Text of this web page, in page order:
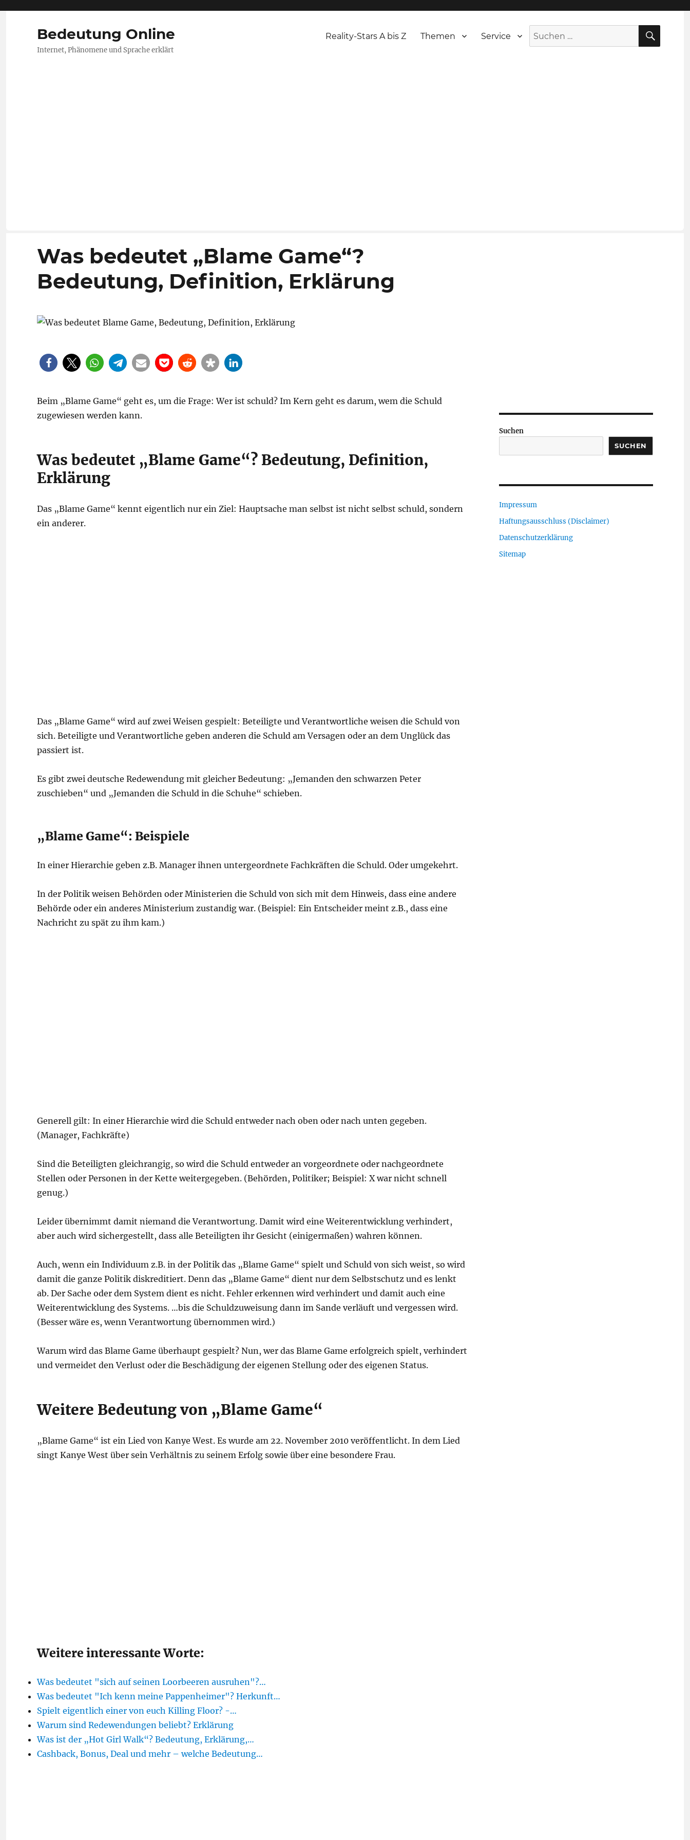
Bedeutung Online
Internet, Phänomene und Sprache erklärt
Reality-Stars A bis Z Themen Service
Suche
nach:
Was bedeutet „Blame Game“?
Bedeutung, Definition, Erklärung
Beim „Blame Game“ geht es, um die Frage: Wer ist schuld? Im Kern geht es darum, wem die Schuld
zugewiesen werden kann.
Was bedeutet „Blame Game“? Bedeutung, Definition,
Erklärung
Das „Blame Game“ kennt eigentlich nur ein Ziel: Hauptsache man selbst ist nicht selbst schuld, sondern
ein anderer.
Das „Blame Game“ wird auf zwei Weisen gespielt: Beteiligte und Verantwortliche weisen die Schuld von
sich. Beteiligte und Verantwortliche geben anderen die Schuld am Versagen oder an dem Unglück das
passiert ist.
Es gibt zwei deutsche Redewendung mit gleicher Bedeutung: „Jemanden den schwarzen Peter
zuschieben“ und „Jemanden die Schuld in die Schuhe“ schieben.
„Blame Game“: Beispiele
In einer Hierarchie geben z.B. Manager ihnen untergeordnete Fachkräften die Schuld. Oder umgekehrt.
In der Politik weisen Behörden oder Ministerien die Schuld von sich mit dem Hinweis, dass eine andere
Behörde oder ein anderes Ministerium zustandig war. (Beispiel: Ein Entscheider meint z.B., dass eine
Nachricht zu spät zu ihm kam.)
Generell gilt: In einer Hierarchie wird die Schuld entweder nach oben oder nach unten gegeben.
(Manager, Fachkräfte)
Sind die Beteiligten gleichrangig, so wird die Schuld entweder an vorgeordnete oder nachgeordnete
Stellen oder Personen in der Kette weitergegeben. (Behörden, Politiker; Beispiel: X war nicht schnell
genug.)
Leider übernimmt damit niemand die Verantwortung. Damit wird eine Weiterentwicklung verhindert,
aber auch wird sichergestellt, dass alle Beteiligten ihr Gesicht (einigermaßen) wahren können.
Auch, wenn ein Individuum z.B. in der Politik das „Blame Game“ spielt und Schuld von sich weist, so wird
damit die ganze Politik diskreditiert. Denn das „Blame Game“ dient nur dem Selbstschutz und es lenkt
ab. Der Sache oder dem System dient es nicht. Fehler erkennen wird verhindert und damit auch eine
Weiterentwicklung des Systems. …bis die Schuldzuweisung dann im Sande verläuft und vergessen wird.
(Besser wäre es, wenn Verantwortung übernommen wird.)
Warum wird das Blame Game überhaupt gespielt? Nun, wer das Blame Game erfolgreich spielt, verhindert
und vermeidet den Verlust oder die Beschädigung der eigenen Stellung oder des eigenen Status.
Weitere Bedeutung von „Blame Game“
„Blame Game“ ist ein Lied von Kanye West. Es wurde am 22. November 2010 veröffentlicht. In dem Lied
singt Kanye West über sein Verhältnis zu seinem Erfolg sowie über eine besondere Frau.
Weitere interessante Worte:
Was bedeutet "sich auf seinen Loorbeeren ausruhen"?…
Was bedeutet "Ich kenn meine Pappenheimer"? Herkunft…
Spielt eigentlich einer von euch Killing Floor? -…
Warum sind Redewendungen beliebt? Erklärung
Was ist der „Hot Girl Walk“? Bedeutung, Erklärung,…
Cashback, Bonus, Deal und mehr – welche Bedeutung…
Suchen
SUCHEN
Impressum
Haftungsausschluss (Disclaimer)
Datenschutzerklärung
Sitemap